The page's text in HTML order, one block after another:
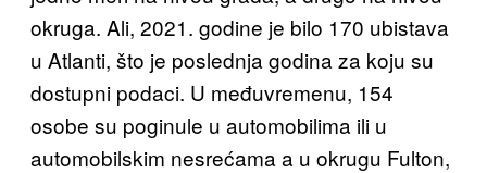
okruga. Ali, 2021. godine je bilo 170 ubistava
u Atlanti, što je poslednja godina za koju su
dostupni podaci. U međuvremenu, 154
osobe su poginule u automobilima ili u
automobilskim nesrećama a u okrugu Fulton,